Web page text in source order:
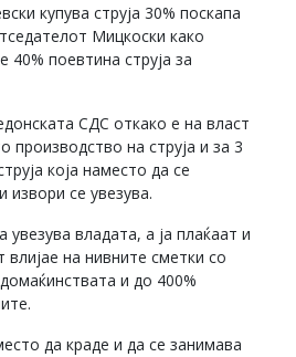
купува струја 30% поскапа
Мицкоски како
40% поевтина струја за
СДС откако е на власт
на струја и за 3
која наместо да се
се увезува.
увезува владата, а ја плаќаат и
влијае на нивните сметки со
и до 400%
да краде и да се занимава